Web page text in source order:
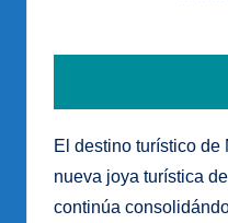
El destino turístico de
nueva joya turística
continúa